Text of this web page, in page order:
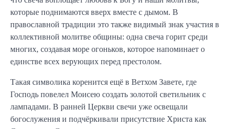
которые поднимаются вверх вместе с дымом. В
православной традиции это также видимый знак участия в
коллективной молитве общины: одна свеча горит среди
многих, создавая море огоньков, которое напоминает о
единстве всех верующих перед престолом.
Такая символика коренится ещё в Ветхом Завете, где
Господь повелел Моисею создать золотой светильник с
лампадами. В ранней Церкви свечи уже освещали
богослужения и подчёркивали присутствие Христа как